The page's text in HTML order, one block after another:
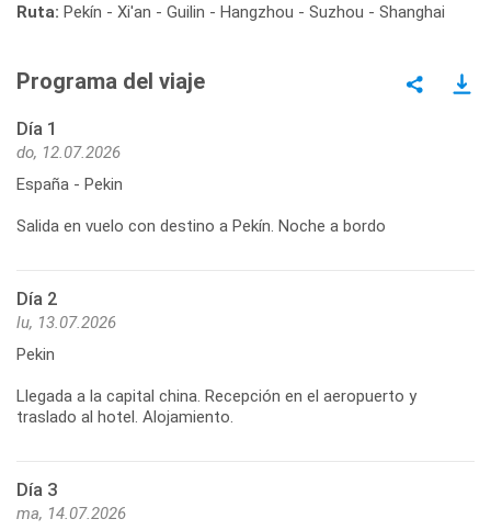
Ruta: Pekín - Xi'an - Guilin - Hangzhou - Suzhou - Shanghai
Programa del viaje
Día 1
do, 12.07.2026
España - Pekin
Salida en vuelo con destino a Pekín. Noche a bordo
Día 2
lu, 13.07.2026
Pekin
Llegada a la capital china. Recepción en el aeropuerto y
Día 3
ma, 14.07.2026